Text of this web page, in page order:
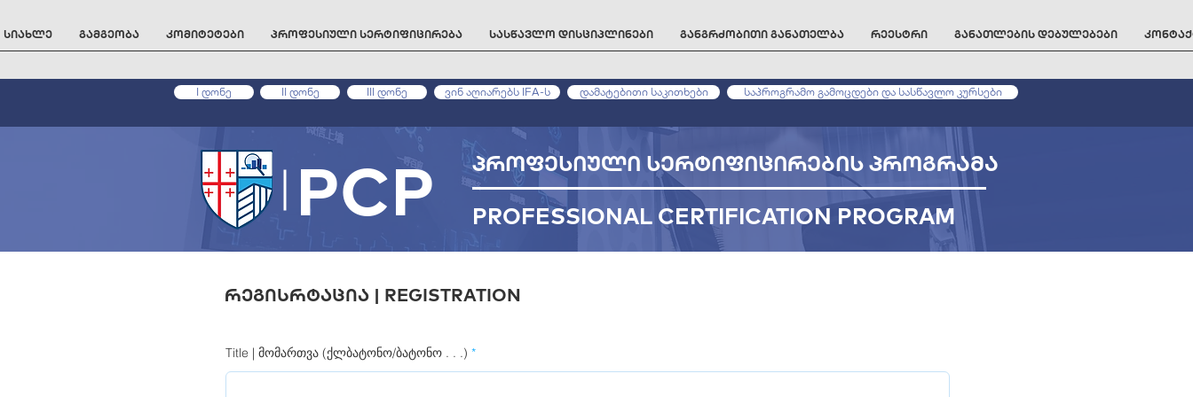
სიახლე გამგეობა კომიტეტები პროფესიული სერტიფიცირება სასწავლო დისციპლინები განგრძობითი განათელბა რეესტრი განათლების დებულებები
I დონე II დონე III დონე ვინ აღიარებს IFA-ს დამატებითი საკითხები საპროგრამო გამოცდები და სასწავლო კურსები
PCP პროფესიული სერტიფიცირების პროგრამა
PROFESSIONAL CERTIFICATION PROGRAM
რეგისრტაცია | REGISTRATION
Title | მომართვა (ქლბატონო/ბატონო . . .)